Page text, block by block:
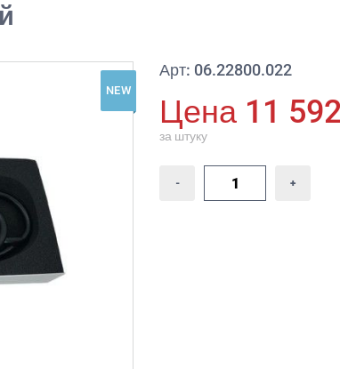
NEW
Арт: 06.22800.022
Цена 11
за штуку
- +